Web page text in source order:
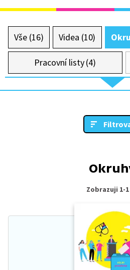
Vše (16) Videa (10)
Pracovní listy (4)
Zobrazuji 1-1